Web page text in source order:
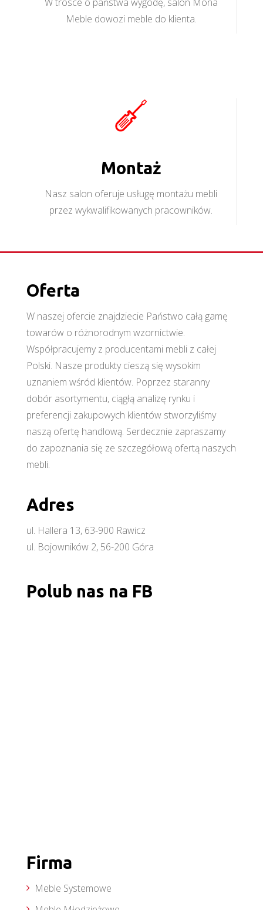
Meble dowozi meble do klienta.
Montaż
Nasz salon oferuje usługę montażu mebli
przez wykwalifikowanych pracowników.
Oferta
W naszej ofercie znajdziecie Państwo całą gamę
towarów o różnorodnym wzornictwie.
Współpracujemy z producentami mebli z całej
Polski. Nasze produkty cieszą się wysokim
uznaniem wśród klientów. Poprzez staranny
dobór asortymentu, ciągłą analizę rynku i
preferencji zakupowych klientów stworzyliśmy
naszą ofertę handlową. Serdecznie zapraszamy
do zapoznania się ze szczegółową ofertą naszych
mebli.
Adres
ul. Hallera 13, 63-900 Rawicz
ul. Bojowników 2, 56-200 Góra
Polub nas na FB
Firma
Meble Systemowe